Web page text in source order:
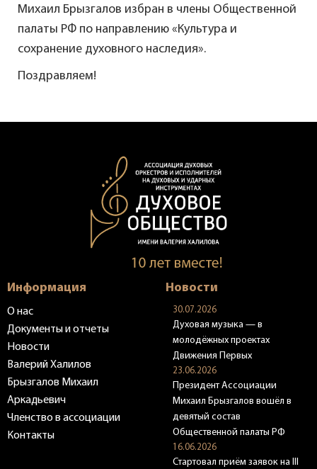
Михаил Брызгалов избран в члены Общественной
палаты РФ по направлению «Культура и
сохранение духовного наследия».
Поздравляем!
Информация
О нас
Документы и отчеты
Новости
Валерий Халилов
Брызгалов Михаил
Аркадьевич
Членство в ассоциации
Контакты
Новости
30.07.2026
Духовая музыка — в
молодёжных проектах
Движения Первых
23.06.2026
Президент Ассоциации
Михаил Брызгалов вошёл в
девятый состав
Общественной палаты РФ
16.06.2026
Стартовал приём заявок на III